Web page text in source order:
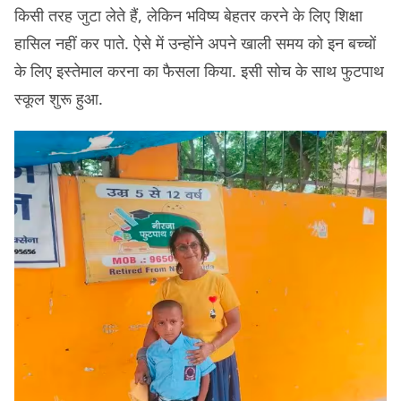
किसी तरह जुटा लेते हैं, लेकिन भविष्य बेहतर करने के लिए शिक्षा
हासिल नहीं कर पाते. ऐसे में उन्होंने अपने खाली समय को इन बच्चों
के लिए इस्तेमाल करना का फैसला किया. इसी सोच के साथ फुटपाथ
स्कूल शुरू हुआ.